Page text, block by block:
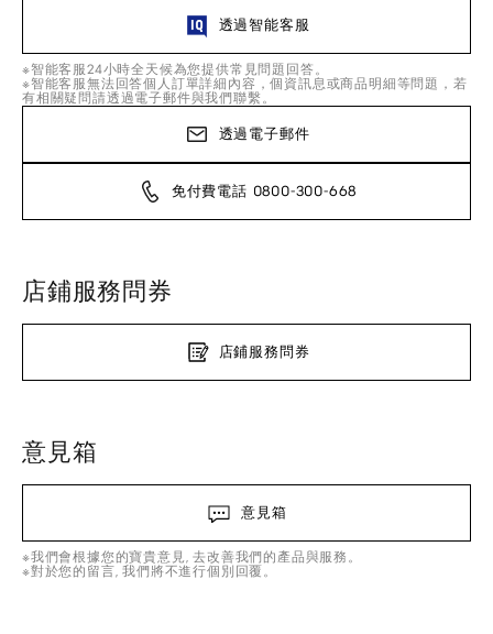
透過智能客服
※智能客服24小時全天候為您提供常見問題回答。
※智能客服無法回答個人訂單詳細內容，個資訊息或商品明細等問題，若
有相關疑問請透過電子郵件與我們聯繫。
透過電子郵件
免付費電話 0800-300-668
店鋪服務問券
店鋪服務問券
意見箱
意見箱
※我們會根據您的寶貴意見, 去改善我們的產品與服務。
※對於您的留言, 我們將不進行個別回覆。